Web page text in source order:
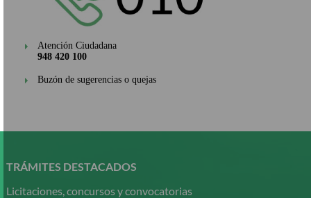
Atención Ciudadana
948 420 100
Buzón de sugerencias o quejas
contenido
TRÁMITES DESTACADOS
Licitaciones, concursos y convocatorias